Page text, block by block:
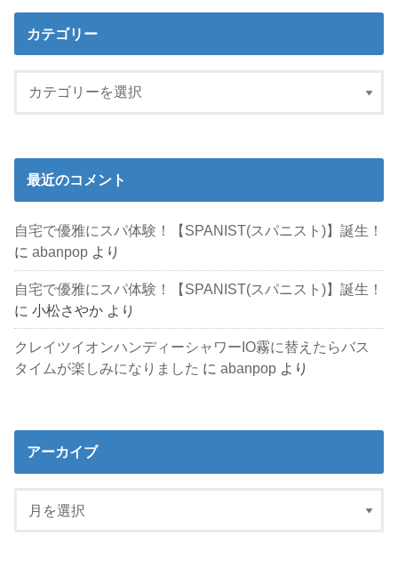
カテゴリー
最近のコメント
自宅で優雅にスパ体験！【SPANIST(スパニスト)】誕生！
にabanpop より
自宅で優雅にスパ体験！【SPANIST(スパニスト)】誕生！
に小松さやか より
クレイツイオンハンディーシャワーIO霧に替えたらバス
タイムが楽しみになりました にabanpop より
アーカイブ